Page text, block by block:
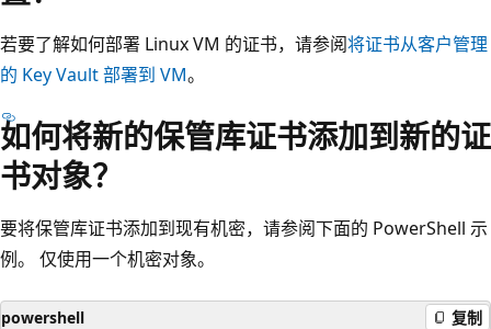
若要了解如何部署 Linux VM 的证书，请参阅将证书从客户管理
的 Key Vault 部署到 VM。
如何将新的保管库证书添加到新的证
书对象？
要将保管库证书添加到现有机密，请参阅下面的 PowerShell 示
例。 仅使用一个机密对象。
powershell 复制